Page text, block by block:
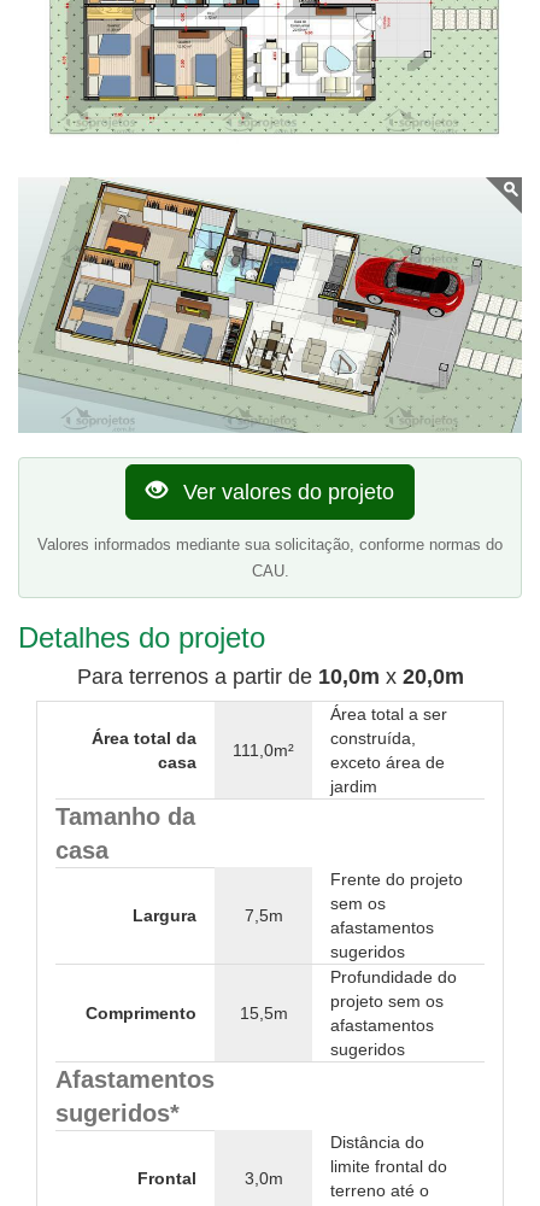
Ver valores do projeto
Valores informados mediante sua solicitação, conforme normas do
CAU.
Detalhes do projeto
Para terrenos a partir de 10,0m x 20,0m
Área total da
casa
111,0m²
Área total a ser
construída,
exceto área de
jardim
Tamanho da
casa
Largura 7,5m
Frente do projeto
sem os
afastamentos
sugeridos
Comprimento 15,5m
Profundidade do
projeto sem os
afastamentos
sugeridos
Afastamentos
sugeridos*
Frontal 3,0m
Distância do
limite frontal do
terreno até o